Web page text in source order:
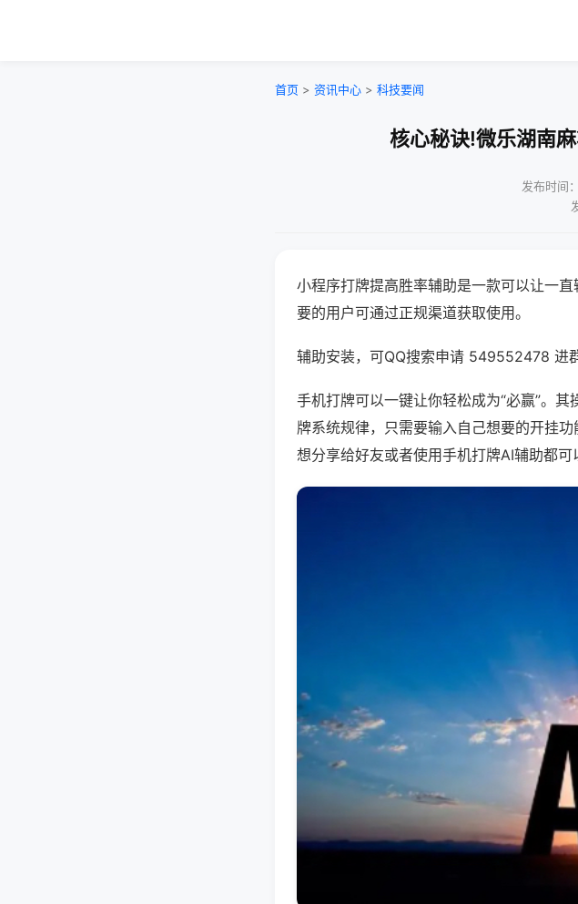
首页 > 资讯中心 > 科技要闻
核心秘诀!微乐湖南
发布时间
小程序打牌提高胜率辅助是一款可以让一
要的用户可通过正规渠道获取使用。
辅助安装，可QQ搜索申请 549552478 进
手机打牌可以一键让你轻松成为“必赢”。
牌系统规律，只需要输入自己想要的开挂
想分享给好友或者使用手机打牌AI辅助都可